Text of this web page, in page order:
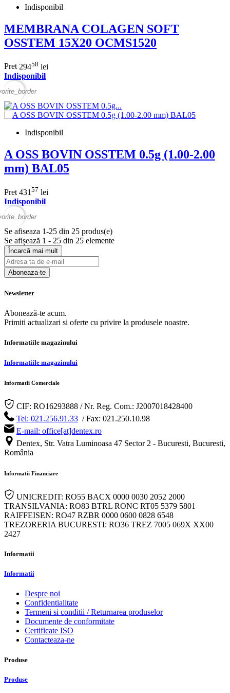
Indisponibil
MEMBRANA COLAGEN SOFT
OSSTEM 15X20 OCMS1520
Pret 29458 lei
Indisponibil
Indisponibil
A OSS BOVIN OSSTEM 0.5g (1.00-2.00
mm) BAL05
Pret 431 57 lei
Indisponibil
Se afiseaza 1-25 din 25 produs(e)
Se afișează 1 - 25 din 25 elemente
Încarcă mai mult
Aboneaza-te
Newsletter
Abonează-te acum.
Primiti actualizari si oferte cu privire la produsele noastre.
Informatiile magazinului
Informatiile magazinului
Informatii Comerciale
CIF: RO16293888 / Nr. Reg. Com.: J2007018428400
Tel: 021.256.91.33 / Fax: 021.250.10.98
E-mail: office[at]dentex.ro
Dentex, Str. Vatra Luminoasa 47 Sector 2 - Bucuresti, Bucuresti,
România
Informatii Financiare
UNICREDIT: RO55 BACX 0000 0030 2052 2000
TRANSILVANIA: RO83 BTRL RONC RT05 5379 5801
RAIFFEISEN: RO47 RZBR 0000 0600 0828 6548
TREZORERIA BUCURESTI: RO36 TREZ 7005 069X XX00
2427
Informatii
Informatii
Despre noi
Confidentialitate
Termeni si conditii / Returnarea produselor
Documente de conformitate
Certificate ISO
Contacteaza-ne
Produse
Produse